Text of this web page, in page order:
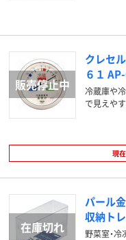
クレセ
６１
冷蔵庫や
で見えや
現
パール
収納ト
野菜室・